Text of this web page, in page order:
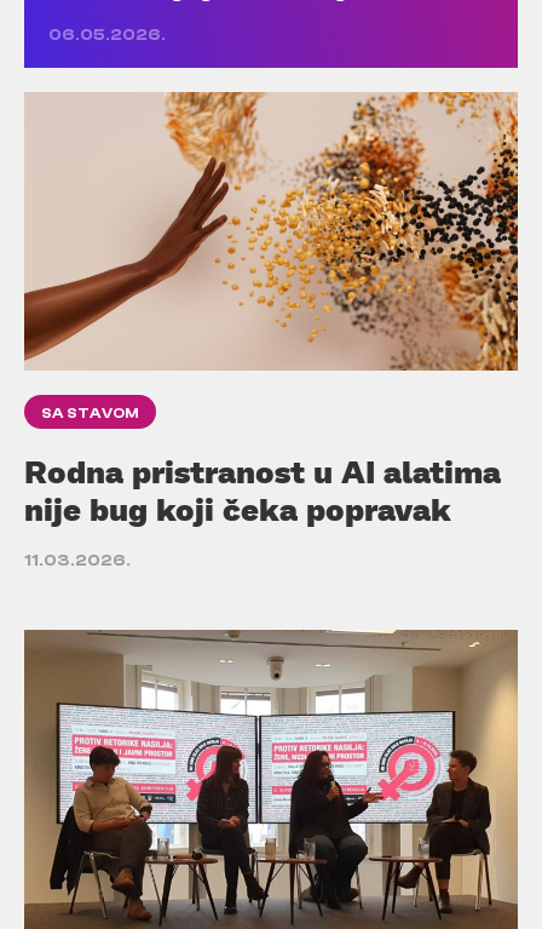
06.05.2026.
SA STAVOM
Rodna pristranost u AI alatima
nije bug koji čeka popravak
11.03.2026.